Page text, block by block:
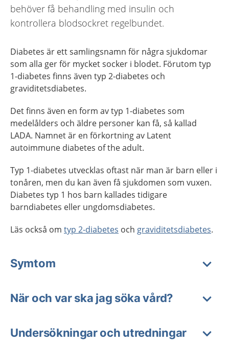
behöver få behandling med insulin och
kontrollera blodsockret regelbundet.
Diabetes är ett samlingsnamn för några sjukdomar
som alla ger för mycket socker i blodet. Förutom typ
1-diabetes finns även typ 2-diabetes och
graviditetsdiabetes.
Det finns även en form av typ 1-diabetes som
medelålders och äldre personer kan få, så kallad
LADA. Namnet är en förkortning av Latent
autoimmune diabetes of the adult.
Typ 1-diabetes utvecklas oftast när man är barn eller i
tonåren, men du kan även få sjukdomen som vuxen.
Diabetes typ 1 hos barn kallades tidigare
barndiabetes eller ungdomsdiabetes.
Läs också om typ 2-diabetes och graviditetsdiabetes.
Symtom
När och var ska jag söka vård?
Undersökningar och utredningar